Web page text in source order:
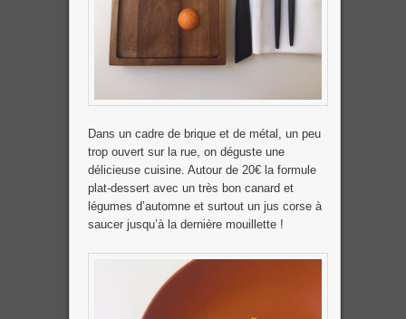
Dans un cadre de brique et de métal, un peu
trop ouvert sur la rue, on déguste une
délicieuse cuisine. Autour de 20€ la formule
plat-dessert avec un très bon canard et
légumes d’automne et surtout un jus corse à
saucer jusqu’à la dernière mouillette !